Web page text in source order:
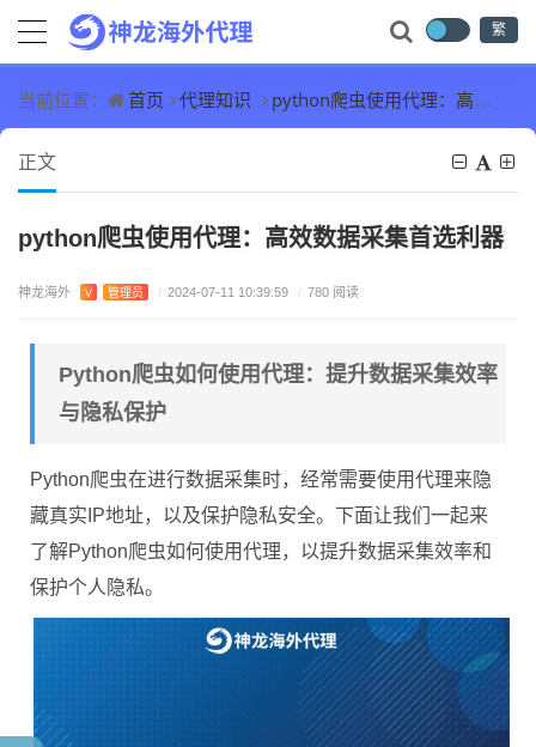
繁
当前位置： 首页 代理知识 python爬虫使用代理：高效数据采集首选利器
正文
python爬虫使用代理：高效数据采集首选利器
神龙海外 V 管理员 / 2024-07-11 10:39:59 / 780 阅读
Python爬虫如何使用代理：提升数据采集效率
与隐私保护
Python爬虫在进行数据采集时，经常需要使用代理来隐
藏真实IP地址，以及保护隐私安全。下面让我们一起来
了解Python爬虫如何使用代理，以提升数据采集效率和
保护个人隐私。